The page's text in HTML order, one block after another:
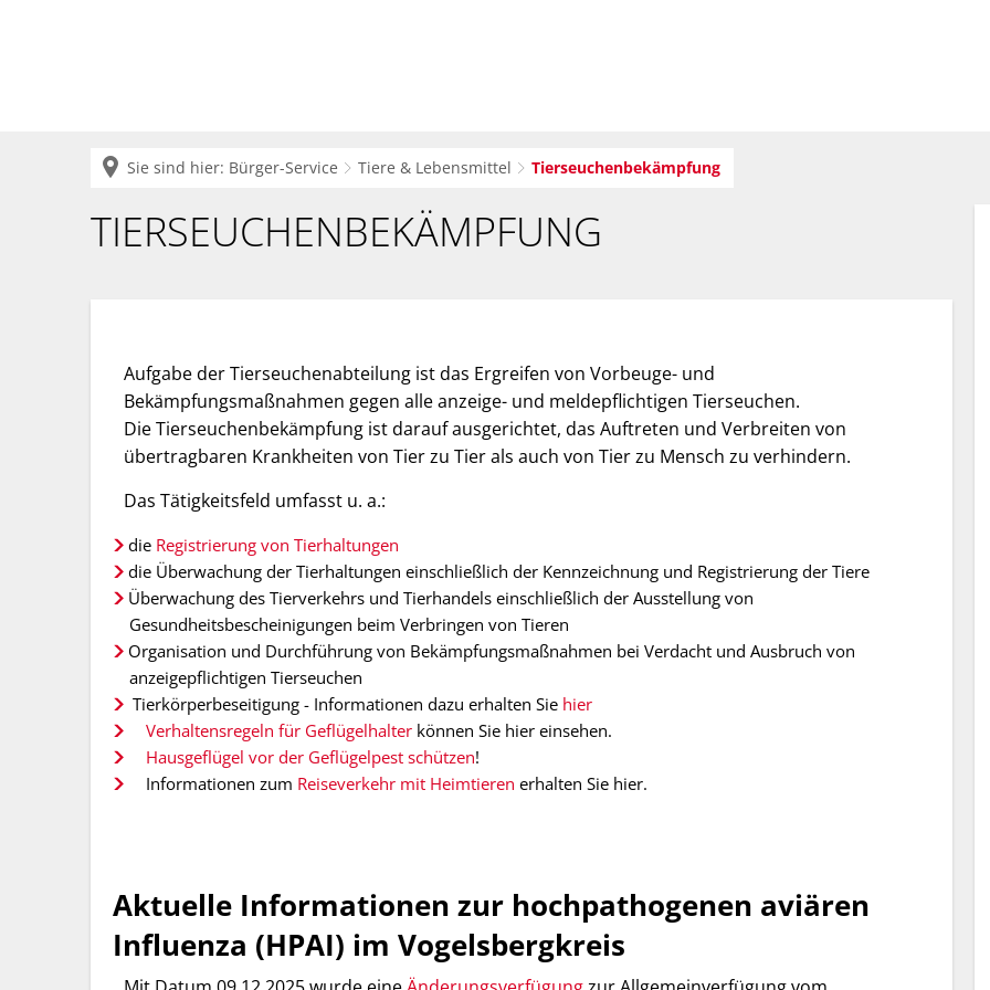
Sie sind hier: Bürger-Service Tiere & Lebensmittel Tierseuchenbekämpfung
Tierseuchenbekämpfung
TIERSEUCHENBEKÄMPFUNG
Aufgabe der Tierseuchenabteilung ist das Ergreifen von Vorbeuge- und
Bekämpfungsmaßnahmen gegen alle anzeige- und meldepflichtigen Tierseuchen.
Die Tierseuchenbekämpfung ist darauf ausgerichtet, das Auftreten und Verbreiten von
übertragbaren Krankheiten von Tier zu Tier als auch von Tier zu Mensch zu verhindern.
Das Tätigkeitsfeld umfasst u. a.:
die Registrierung von Tierhaltungen
die Überwachung der Tierhaltungen einschließlich der Kennzeichnung und Registrierung der Tiere
Überwachung des Tierverkehrs und Tierhandels einschließlich der Ausstellung von
Gesundheitsbescheinigungen beim Verbringen von Tieren
Organisation und Durchführung von Bekämpfungsmaßnahmen bei Verdacht und Ausbruch von
anzeigepflichtigen Tierseuchen
Tierkörperbeseitigung - Informationen dazu erhalten Sie hier
Verhaltensregeln für Geflügelhalter können Sie hier einsehen.
Hausgeflügel vor der Geflügelpest schützen!
Informationen zum Reiseverkehr mit Heimtieren erhalten Sie hier.
Aktuelle Informationen zur hochpathogenen aviären
Influenza (HPAI) im Vogelsbergkreis